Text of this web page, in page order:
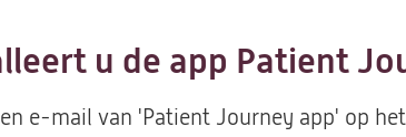
u de app Patient
e-mail van 'Patient Journey app' op